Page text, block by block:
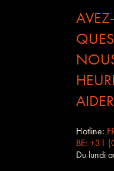
Hotline:
BE: +31
Du lundi